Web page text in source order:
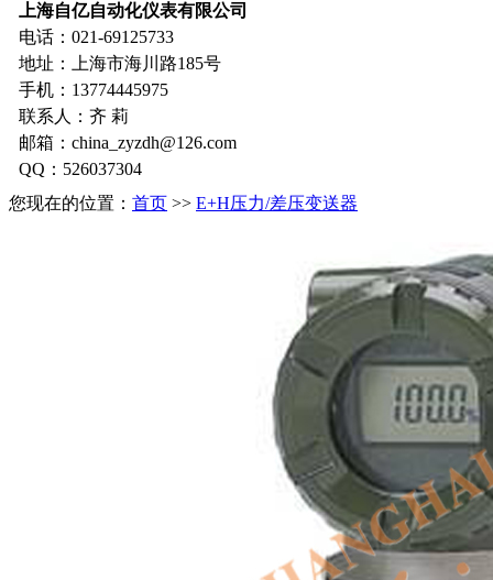
上海自亿自动化仪表有限公司
电话：021-69125733
地址：上海市海川路185号
手机：13774445975
联系人：齐 莉
邮箱：china_zyzdh@126.com
QQ：526037304
您现在的位置： 首页 >> E+H压力/差压变送器